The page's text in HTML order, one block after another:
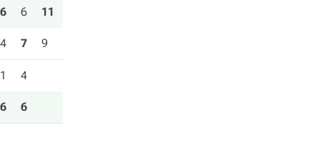
6 6 11
4 7 9
1 4
6 6